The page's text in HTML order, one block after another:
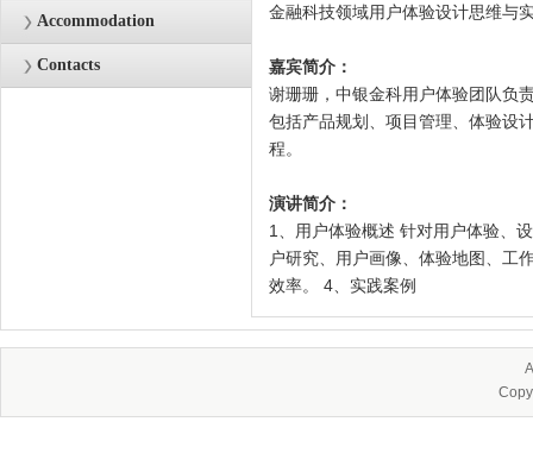
Accommodation
Contacts
金融科技领域用户体验设计思维与
嘉宾简介：
谢珊珊，中银金科用户体验团队负
包括产品规划、项目管理、体验设
程。
演讲简介：
1、用户体验概述 针对用户体验、
户研究、用户画像、体验地图、工
效率。 4、实践案例